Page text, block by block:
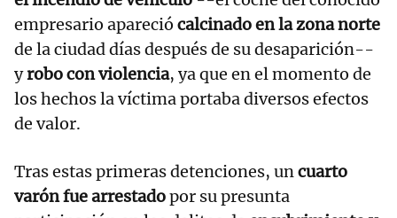
empresario apareció calcinado en la zona norte
de la ciudad días después de su desaparición--
yrobo con violencia, ya que en el momento de
los hechos la víctima portaba diversos efectos
de valor.
Tras estas primeras detenciones, uncuarto
varón fue arrestadopor su presunta